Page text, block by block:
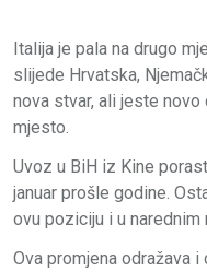
Italija je pala na drugo
slijede Hrvatska,
nova stvar, ali jeste
mjesto.
Uvoz u BiH iz Kine
januar prošle godine.
ovu poziciju i u narednim
Ova promjena odražava i